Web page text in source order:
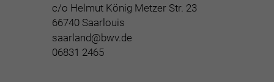
c/o Helmut König Metzer Str. 23
66740 Saarlouis
saarland@bwv.de
06831 2465